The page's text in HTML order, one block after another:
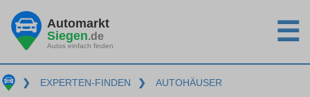
Automarkt
Siegen.de
Autos einfach finden ☰
❯ EXPERTEN-FINDEN ❯ AUTOHÄUSER